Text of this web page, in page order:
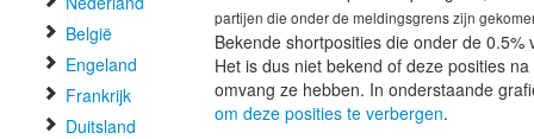
België
Engeland
Frankrijk
Duitsland
partijen die onder de meldingsgrens zijn
Bekende shortposities die onder de
Het is dus niet bekend of deze posities
omvang ze hebben. In onderstaande
om deze posities te verbergen.